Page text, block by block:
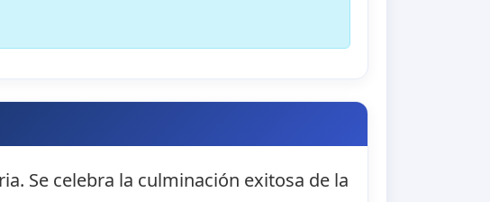
Se celebra la culminación exitosa de la